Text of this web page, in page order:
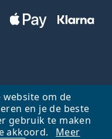
website om de
en je de beste
gebruik te maken
akkoord.
Meer
Ga omhoog